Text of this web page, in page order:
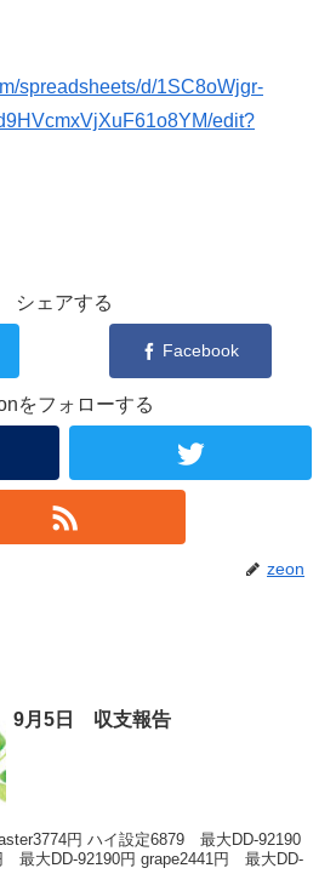
spreadsheets/d/1SC8oWjgr-
edit?
シェアする
Facebook
をフォローする
zeon
9月5日 収支報告
円 ハイ設定6879 最大DD-92190
最大DD-92190円 grape2441円 最大DD-